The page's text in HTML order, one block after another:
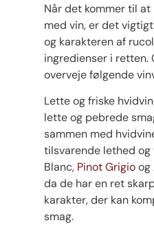
Når det kommer til
med vin, er det
og karakteren af
ingredienser i retten.
overveje følgende
Lette og friske
lette og pebrede
sammen med
tilsvarende lethed og
Blanc, Pinot Grigioog
da de har en ret
karakter, der kan
smag.